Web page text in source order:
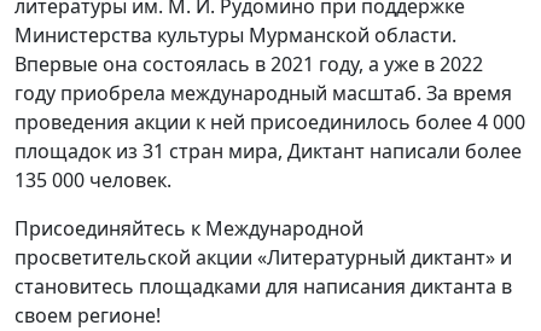
литературы им. М. И. Рудомино при поддержке
Министерства культуры Мурманской области.
Впервые она состоялась в 2021 году, а уже в 2022
году приобрела международный масштаб. За время
проведения акции к ней присоединилось более 4 000
площадок из 31 стран мира, Диктант написали более
135 000 человек.
Присоединяйтесь к Международной
просветительской акции «Литературный диктант» и
становитесь площадками для написания диктанта в
своем регионе!